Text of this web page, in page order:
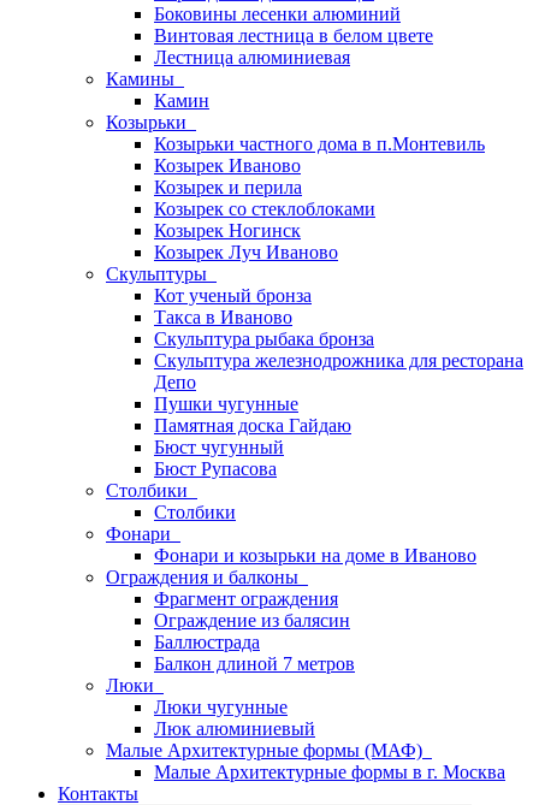
Боковины лесенки алюминий
Винтовая лестница в белом цвете
Лестница алюминиевая
Камины
Камин
Козырьки
Козырьки частного дома в п.Монтевиль
Козырек Иваново
Козырек и перила
Козырек со стеклоблоками
Козырек Ногинск
Козырек Луч Иваново
Скульптуры
Кот ученый бронза
Такса в Иваново
Скульптура рыбака бронза
Скульптура железнодрожника для ресторана
Депо
Пушки чугунные
Памятная доска Гайдаю
Бюст чугунный
Бюст Рупасова
Столбики
Столбики
Фонари
Фонари и козырьки на доме в Иваново
Ограждения и балконы
Фрагмент ограждения
Ограждение из балясин
Баллюстрада
Балкон длиной 7 метров
Люки
Люки чугунные
Люк алюминиевый
Малые Архитектурные формы (МАФ)
Малые Архитектурные формы в г. Москва
Контакты